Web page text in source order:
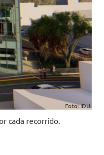
Foto: IDU.
cada recorrido.